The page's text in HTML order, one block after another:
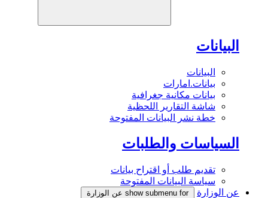
البيانات
البيانات
بيانات.امارات
بيانات مكانية جغرافية
شاشة التقارير اللحظية
خطة نشر البيانات المفتوحة
السياسات والطلبات
تقديم طلب أو اقتراح بيانات
سياسة البيانات المفتوحة
عن الوزارة
show submenu for عن الوزارة